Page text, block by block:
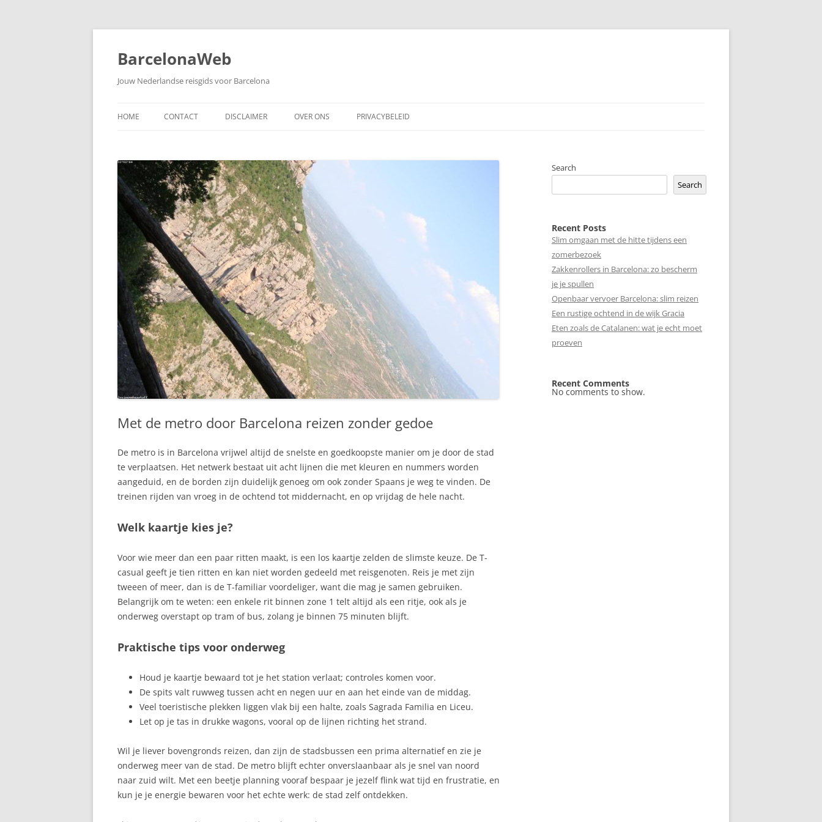
Skip
BarcelonaWeb
Jouw Nederlandse reisgids voor Barcelona
HOME CONTACT DISCLAIMER OVER ONS PRIVACYBELEID
Met de metro door Barcelona reizen zonder gedoe
De metro is in Barcelona vrijwel altijd de snelste en goedkoopste manier om je door de stad
te verplaatsen. Het netwerk bestaat uit acht lijnen die met kleuren en nummers worden
aangeduid, en de borden zijn duidelijk genoeg om ook zonder Spaans je weg te vinden. De
treinen rijden van vroeg in de ochtend tot middernacht, en op vrijdag de hele nacht.
Welk kaartje kies je?
Voor wie meer dan een paar ritten maakt, is een los kaartje zelden de slimste keuze. De T-
casual geeft je tien ritten en kan niet worden gedeeld met reisgenoten. Reis je met zijn
tweeen of meer, dan is de T-familiar voordeliger, want die mag je samen gebruiken.
Belangrijk om te weten: een enkele rit binnen zone 1 telt altijd als een ritje, ook als je
onderweg overstapt op tram of bus, zolang je binnen 75 minuten blijft.
Praktische tips voor onderweg
Houd je kaartje bewaard tot je het station verlaat; controles komen voor.
De spits valt ruwweg tussen acht en negen uur en aan het einde van de middag.
Veel toeristische plekken liggen vlak bij een halte, zoals Sagrada Familia en Liceu.
Let op je tas in drukke wagons, vooral op de lijnen richting het strand.
Wil je liever bovengronds reizen, dan zijn de stadsbussen een prima alternatief en zie je
onderweg meer van de stad. De metro blijft echter onverslaanbaar als je snel van noord
naar zuid wilt. Met een beetje planning vooraf bespaar je jezelf flink wat tijd en frustratie, en
kun je je energie bewaren voor het echte werk: de stad zelf ontdekken.
Search
Search
Recent Posts
Slim omgaan met de hitte tijdens een
zomerbezoek
Zakkenrollers in Barcelona: zo bescherm
je je spullen
Openbaar vervoer Barcelona: slim reizen
Een rustige ochtend in de wijk Gracia
Eten zoals de Catalanen: wat je echt moet
proeven
Recent Comments
No comments to show.